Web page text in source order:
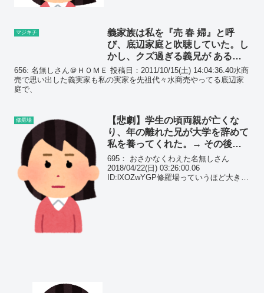
マジキチ
義家族は私を『売 春 婦』と呼
び、底辺家庭と吹聴していた。し
かし、クズ過ぎる義兄が ある事
件を起こすと、義家は地獄行き
に…
656: 名無しさん＠ＨＯＭＥ 投稿日：2011/10/15(土) 14:04:36.40水商
売で思い出した義実家も私の実家を先祖代々水商売やってる底辺家
庭で、
修羅場
【悲劇】学生の頃両親が亡くな
り、年の離れた兄が大学を辞めて
私を養ってくれた。→ その後、
兄の彼女が同居するようになる
と…
695： おさかなくわえた名無しさん
2018/04/22(日) 03:26:00.06
ID:lXOZwYGP修羅場っていうほど大きな